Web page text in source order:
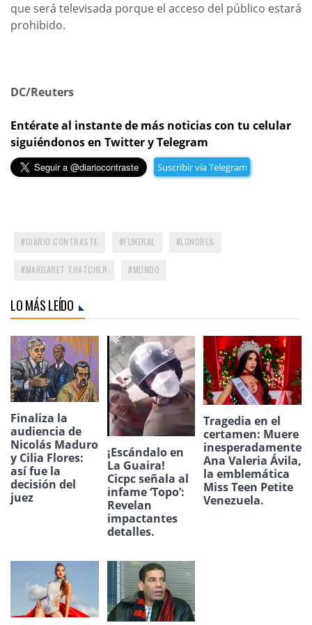
que será televisada porque el acceso del público estará
prohibido.
DC/Reuters
Entérate al instante de más noticias con tu celular
siguiéndonos en Twitter y Telegram
Suscribir vía Telegram
DIARIO CONTRASTE FUNERAL LONDRES
MARGARET THATCHER MUNDO
LO MÁS LEÍDO
Finaliza la
audiencia de
Nicolás Maduro
y Cilia Flores:
así fue la
decisión del
juez
¡Escándalo en
La Guaira!
Cicpc señala al
infame ‘Topo’:
Revelan
impactantes
detalles.
Tragedia en el
certamen: Muere
inesperadamente
Ana Valeria Ávila,
la emblemática
Miss Teen Petite
Venezuela.